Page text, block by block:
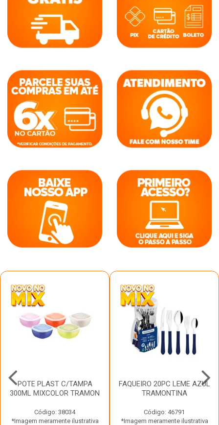
POTE PLAST C/TAMPA
300ML MIXCOLOR TRAMON
Código: 38034
*Imagem meramente ilustrativa
FAQUEIRO 20PC LEME AZUL
TRAMONTINA
Código: 46791
*Imagem meramente ilustrativa